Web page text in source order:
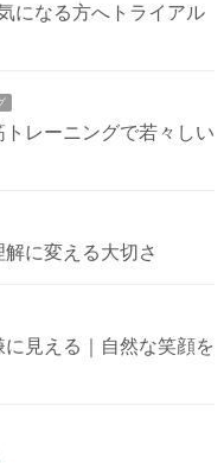
になる方へトライアル
レーニングで若々しい
に変える大切さ
見える｜自然な笑顔を